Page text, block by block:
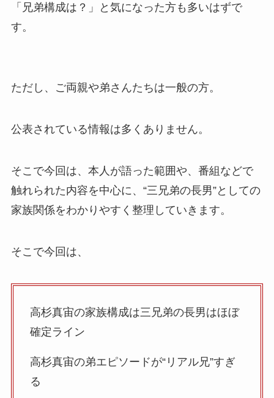
「兄弟構成は？」と気になった方も多いはずで
す。
ただし、ご両親や弟さんたちは一般の方。
公表されている情報は多くありません。
そこで今回は、本人が語った範囲や、番組などで
触れられた内容を中心に、“三兄弟の長男”としての
家族関係をわかりやすく整理していきます。
そこで今回は、
高杉真宙の家族構成は三兄弟の長男はほぼ
確定ライン
高杉真宙の弟エピソードが“リアル兄”すぎ
る